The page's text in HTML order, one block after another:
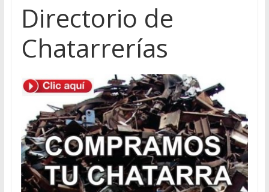
Directorio de
Chatarrerías